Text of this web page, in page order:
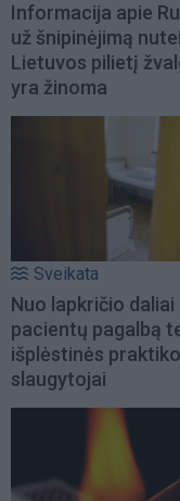
Informacija apie
už šnipinėjimą
Lietuvos pilietį
yra žinoma
Sveikata
Nuo lapkričio daliai
pacientų pagalbą
išplėstinės
slaugytojai